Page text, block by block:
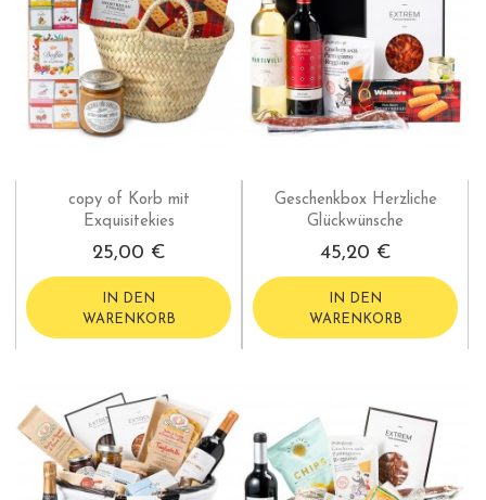
copy of Korb mit
Exquisitekies
25,00 €
IN DEN
WARENKORB
Geschenkbox Herzliche
Glückwünsche
45,20 €
IN DEN
WARENKORB